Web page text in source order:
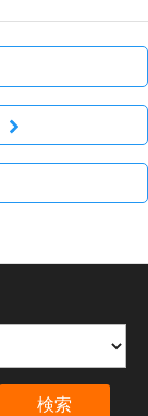
検索